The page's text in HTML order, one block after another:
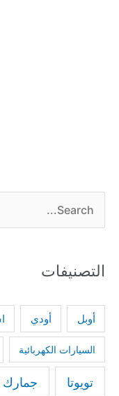
e
r
f
o
التصنيفات
أوبل أودي
السيارات الكهربائية
تويوتا جمارك